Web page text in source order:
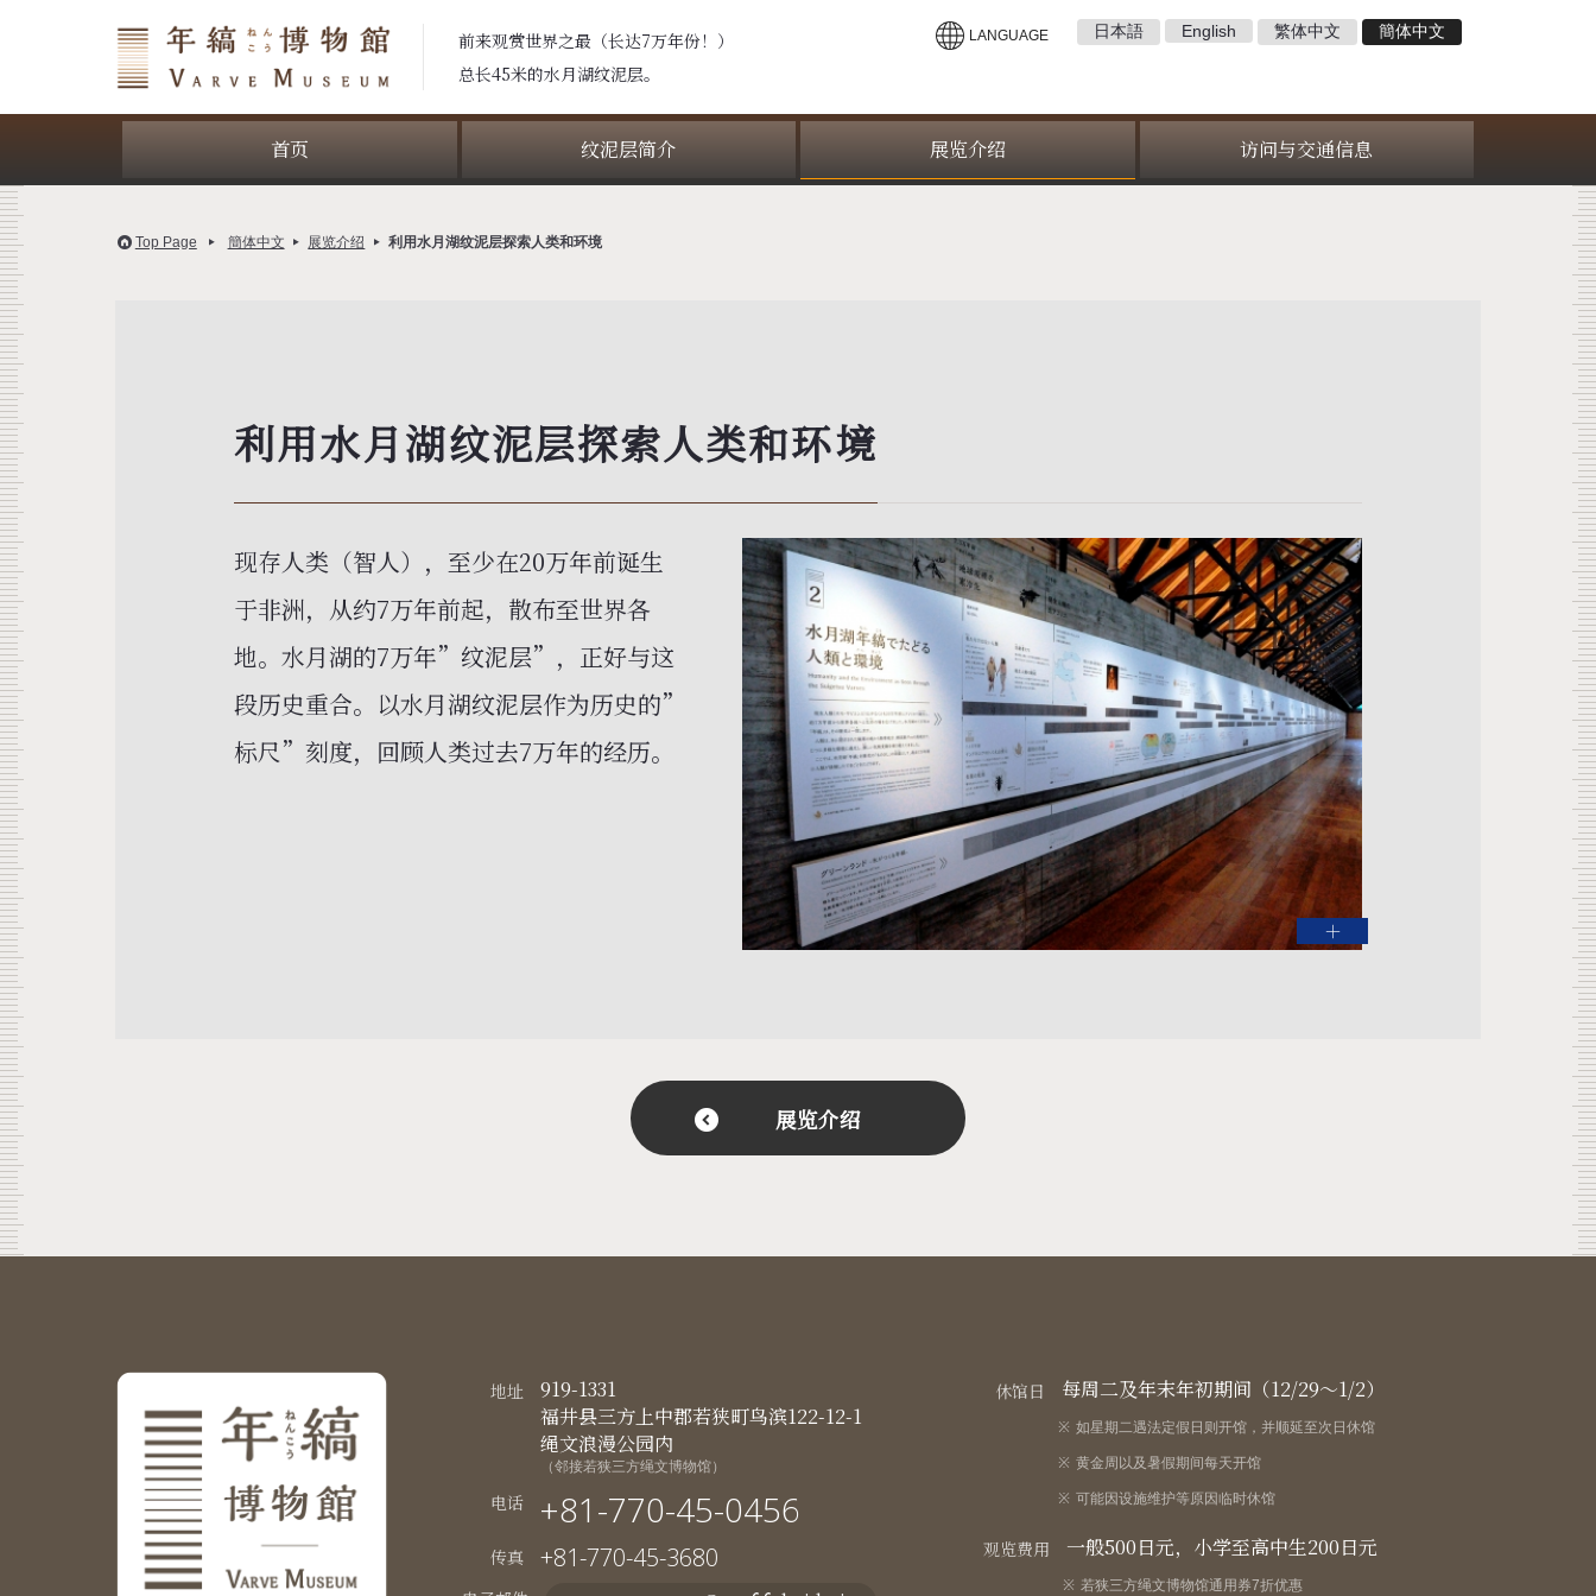
前来观赏世界之最（长达7万年份！）
总长45米的水月湖纹泥层。
LANGUAGE 日本語 English 繁体中文 簡体中文
首页 纹泥层简介 展览介绍 访问与交通信息
Top Page 簡体中文 展览介绍 利用水月湖纹泥层探索人类和环境
利用水月湖纹泥层探索人类和环境
现存人类（智人），至少在20万年前诞生
于非洲，从约7万年前起，散布至世界各
地。水月湖的7万年”纹泥层”，正好与这
段历史重合。以水月湖纹泥层作为历史的”
标尺”刻度，回顾人类过去7万年的经历。
展览介绍
地址
919-1331
福井县三方上中郡若狭町鸟滨122-12-1
绳文浪漫公园内
（邻接若狭三方绳文博物馆）
电话 +81-770-45-0456
传真 +81-770-45-3680
休馆日 每周二及年末年初期间（12/29～1/2）
如星期二遇法定假日则开馆，并顺延至次日休馆
黄金周以及暑假期间每天开馆
可能因设施维护等原因临时休馆
观览费用 一般500日元，小学至高中生200日元
若狭三方绳文博物馆通用券7折优惠